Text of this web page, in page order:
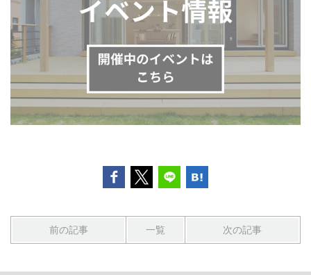
前の記事 一覧 次の記事